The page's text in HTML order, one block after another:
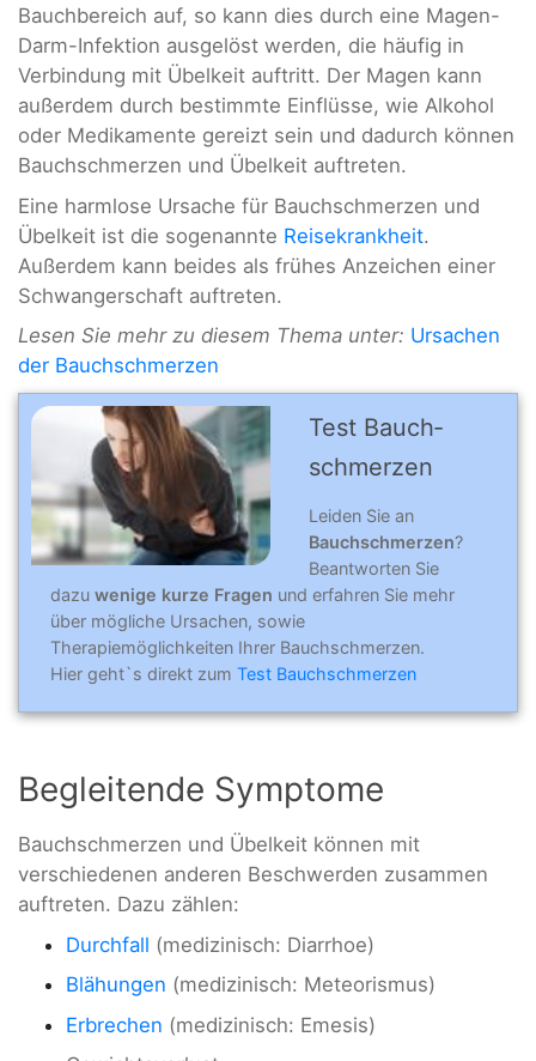
Bauchbereich auf, so kann dies durch eine Magen-
Darm-Infektion ausgelöst werden, die häufig in
Verbindung mit Übelkeit auftritt. Der Magen kann
außerdem durch bestimmte Einflüsse, wie Alkohol
oder Medikamente gereizt sein und dadurch können
Bauchschmerzen und Übelkeit auftreten.
Eine harmlose Ursache für Bauchschmerzen und
Übelkeit ist die sogenannte Reisekrankheit.
Außerdem kann beides als frühes Anzeichen einer
Schwangerschaft auftreten.
Lesen Sie mehr zu diesem Thema unter: Ursachen
der Bauchschmerzen
Test Bauch­
schmerzen
Leiden Sie an
Bauchschmerzen?
Beantworten Sie
dazu wenige kurze Fragen und erfahren Sie mehr
über mögliche Ursachen, sowie
Therapiemöglichkeiten Ihrer Bauchschmerzen.
Hier geht`s direkt zum Test Bauchschmerzen
Begleitende Symptome
Bauchschmerzen und Übelkeit können mit
verschiedenen anderen Beschwerden zusammen
auftreten. Dazu zählen:
Durchfall (medizinisch: Diarrhoe)
Blähungen (medizinisch: Meteorismus)
Erbrechen (medizinisch: Emesis)